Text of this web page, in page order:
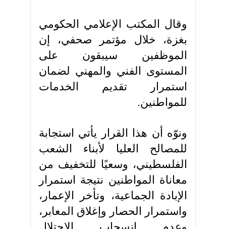
وقال المكتب الإعلامي الحكومي
بغزة، خلال مؤتمر صحفي، إن
الموظفين سيبقون على
المستوى الفني والمهني لضمان
استمرار تقديم الخدمات
للمواطنين.
ونوّه أن هذا القرار يأتي استجابة
للمصالح العليا لأبناء الشعب
الفلسطيني، وسعيًا للتخفيف من
معاناة المواطنين نتيجة استمرار
الإبادة الجماعية، وتأخر الإعمار،
واستمرار الحصار وإغلاق المعابر،